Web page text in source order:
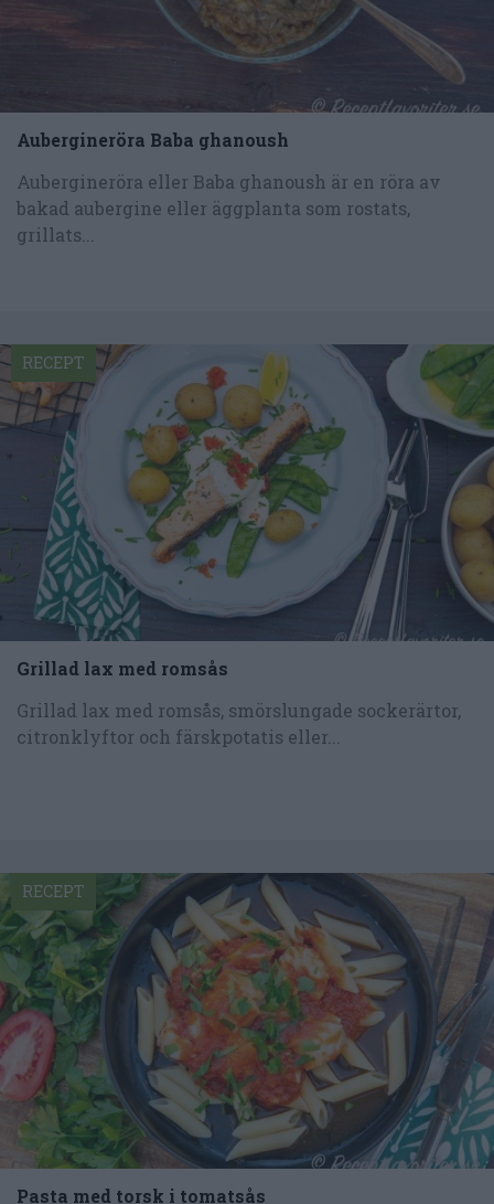
Aubergineröra Baba ghanoush
Aubergineröra eller Baba ghanoush är en röra av
bakad aubergine eller äggplanta som rostats,
grillats...
Grillad lax med romsås
Grillad lax med romsås, smörslungade sockerärtor,
citronklyftor och färskpotatis eller...
RECEPT
Pasta med torsk i tomatsås
RECEPT